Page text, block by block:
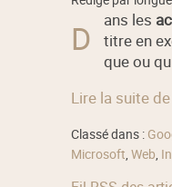
D ans les
titre en
que ou
Lire la suite
Classé dans :
Microsoft, Web,